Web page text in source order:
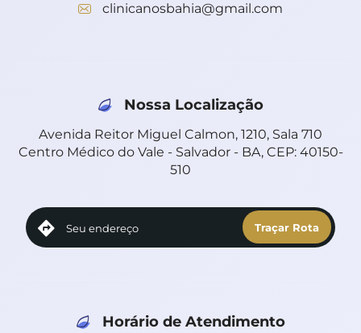
clinicanosbahia@gmail.com
Nossa Localização
Avenida Reitor Miguel Calmon, 1210, Sala 710
Centro Médico do Vale - Salvador - BA, CEP: 40150-
510
Horário de Atendimento